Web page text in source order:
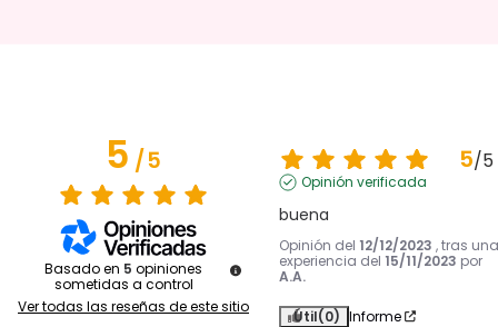
5/5
Basado en 5 opiniones
sometidas a control
Ver todas las reseñas de este sitio
5/5
Opinión verificada
buena
Opinión del 12/12/2023 , tras una
experiencia del 15/11/2023 por
A.A.
Útil(0) Informe